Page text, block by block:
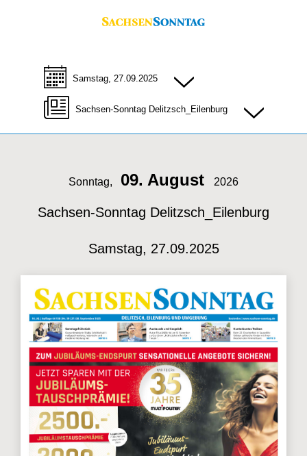
Samstag, 27.09.2025
Sachsen-Sonntag Delitzsch_Eilenburg
Sonntag, 09. August 2026
Sachsen-Sonntag Delitzsch_Eilenburg
Samstag, 27.09.2025